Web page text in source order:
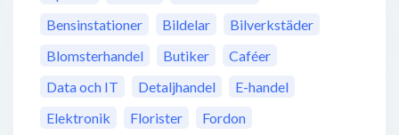
Bensinstationer
Bildelar
Bilverkstäder
Blomsterhandel
Butiker
Caféer
Data och IT
Detaljhandel
E-handel
Elektronik
Florister
Fordon